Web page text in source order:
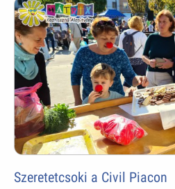
Szeretetcsoki a Civil Piacon